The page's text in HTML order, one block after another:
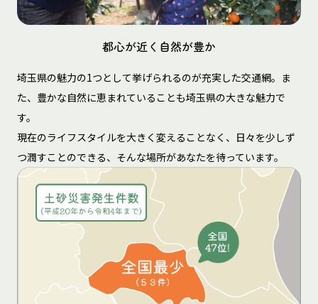
都心が近く自然が豊か
埼玉県の魅力の1つとして挙げられるのが充実した交通網。ま
た、豊かな自然に恵まれていることも埼玉県の大きな魅力で
す。
現在のライフスタイルを大きく変えることなく、日々を少しず
つ潤すことのできる、そんな場所があなたを待っています。